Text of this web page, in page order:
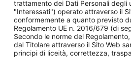
trattamento dei Dati Personali degli
"Interessati") operato attraverso il
conformemente a quanto previsto
Regolamento UE n. 2016/679 (di
Secondo le norme del
dal Titolare attraverso il Sito Web
principi di liceità, correttezza,